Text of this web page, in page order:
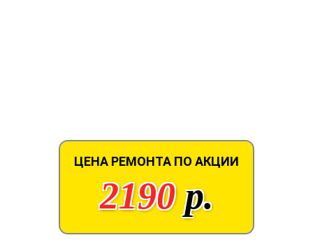
ЦЕНА РЕМОНТА ПО АКЦИИ
2190 р.